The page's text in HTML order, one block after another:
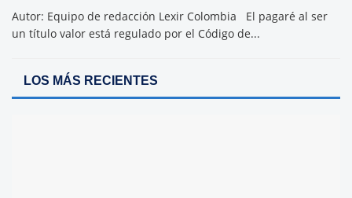
Autor: Equipo de redacción Lexir Colombia El pagaré al ser
un título valor está regulado por el Código de...
LOS MÁS RECIENTES